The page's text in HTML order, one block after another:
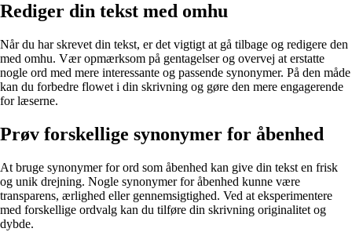
Rediger din tekst med omhu
Når du har skrevet din tekst, er det vigtigt at gå tilbage og redigere den
med omhu. Vær opmærksom på gentagelser og overvej at erstatte
nogle ord med mere interessante og passende synonymer. På den måde
kan du forbedre flowet i din skrivning og gøre den mere engagerende
for læserne.
Prøv forskellige synonymer for åbenhed
At bruge synonymer for ord som åbenhed kan give din tekst en frisk
og unik drejning. Nogle synonymer for åbenhed kunne være
transparens, ærlighed eller gennemsigtighed. Ved at eksperimentere
med forskellige ordvalg kan du tilføre din skrivning originalitet og
dybde.